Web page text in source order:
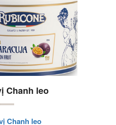
Chanh leo
Chanh leo